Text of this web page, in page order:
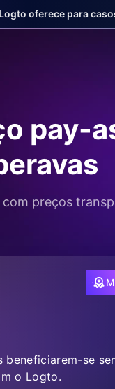
oferece para
pay-
preços
beneficiarem-se
o Logto.